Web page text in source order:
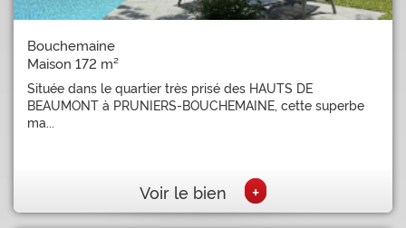
Bouchemaine
Maison 172 m²
Située dans le quartier très prisé des HAUTS DE
BEAUMONT à PRUNIERS-BOUCHEMAINE, cette superbe
ma...
Voir le bien +